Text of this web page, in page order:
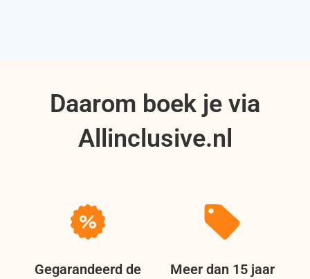
Daarom boek je via
Allinclusive.nl
Gegarandeerd de
Meer dan 15 jaar